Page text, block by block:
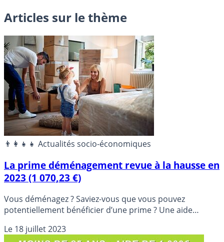
Articles sur le thème
👨‍👩‍👧‍👧 Actualités socio-économiques
La prime déménagement revue à la hausse en
2023 (1 070,23 €)
Vous déménagez ? Saviez-vous que vous pouvez
potentiellement bénéficier d’une prime ? Une aide
Le 18 juillet 2023